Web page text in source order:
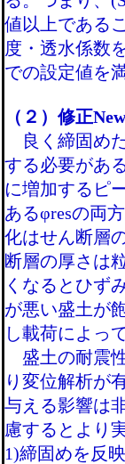
値以上である
度・透水係数
での設定値を
（２）修正
良く締固め
する必要があ
に増加するピ
あるφresの両
化はせん断層
断層の厚さは
くなるとひず
が悪い盛土が
し載荷によっ
盛土の耐震
り変位解析が
与える影響は
慮するとより
1)締固めを反